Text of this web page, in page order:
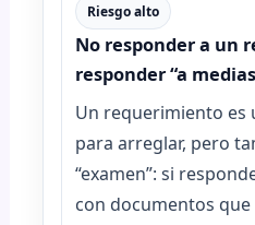
Riesgo alto
No responder a un
responder “a
Un requerimiento es
para arreglar, pero
“examen”: si
con documentos